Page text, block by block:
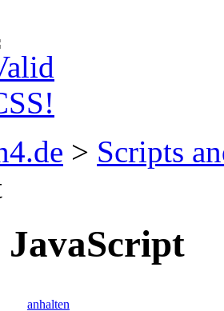
> Scripts
anhalten